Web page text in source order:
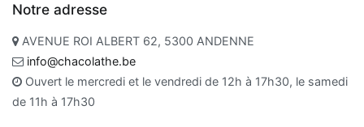
Notre adresse
AVENUE ROI ALBERT 62, 5300 ANDENNE
info@chacolathe.be
Ouvert le mercredi et le vendredi de 12h à 17h30, le samedi
de 11h à 17h30